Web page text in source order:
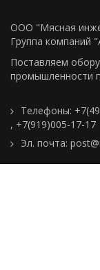
ООО "Мясная
Группа компаний
Поставляем
промышленности
Телефоны:
, +7(919)005-17-17
Эл. почта: